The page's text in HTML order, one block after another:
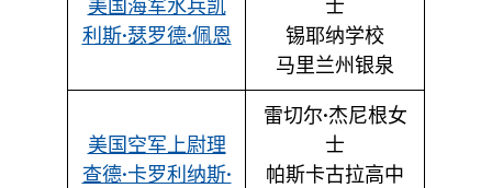
美国海军水兵凯
利斯·瑟罗德·佩恩
士
锡耶纳学校
马里兰州银泉
美国空军上尉理
查德·卡罗利纳斯·
雷切尔·杰尼根女
士
帕斯卡古拉高中